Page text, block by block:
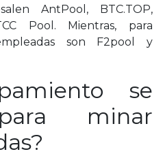
AntPool, BTC.TOP,
Pool. Mientras, para
son F2pool y
se
minar